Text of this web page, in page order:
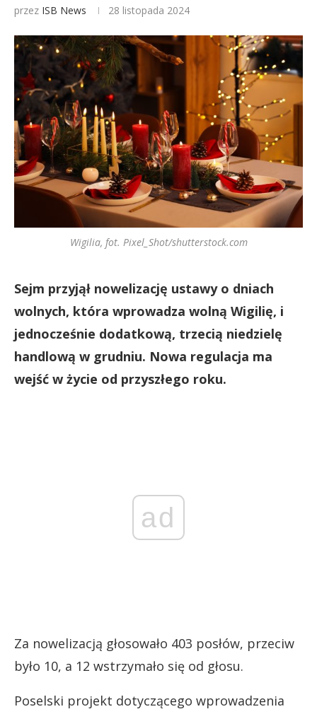
przez ISB News 28 listopada 2024
Wigilia, fot. Pixel_Shot/shutterstock.com
Sejm przyjął nowelizację ustawy o dniach
wolnych, która wprowadza wolną Wigilię, i
jednocześnie dodatkową, trzecią niedzielę
handlową w grudniu. Nowa regulacja ma
wejść w życie od przyszłego roku.
ad
Za nowelizacją głosowało 403 posłów, przeciw
było 10, a 12 wstrzymało się od głosu.
Poselski projekt dotyczącego wprowadzenia